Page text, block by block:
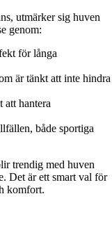
utmärker sig huven
genom:
för långa
är tänkt att inte hindra
att hantera
både sportiga
trendig med huven
Det är ett smart val för
komfort.